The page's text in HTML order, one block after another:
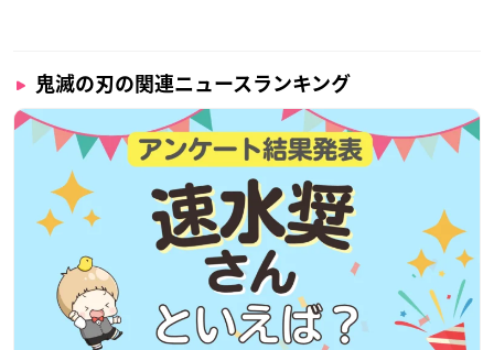
鬼滅の刃の関連ニュースランキング